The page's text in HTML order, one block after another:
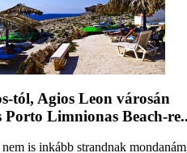
tól, Agios Leon városán
Porto Limnionas Beach-
is inkább strandnak